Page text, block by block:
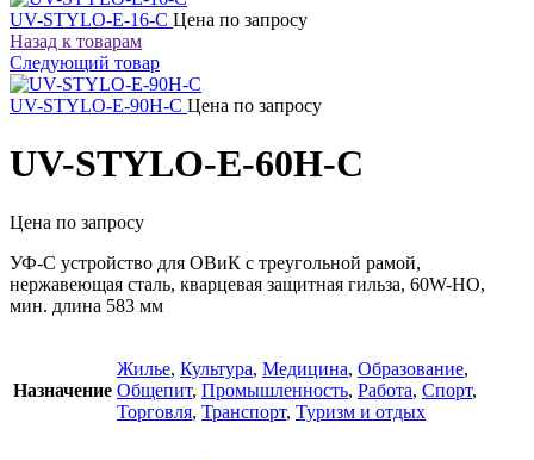
UV-STYLO-E-16-C Цена по запросу
Назад к товарам
Следующий товар
UV-STYLO-E-90H-C Цена по запросу
UV-STYLO-E-60H-C
Цена по запросу
УФ-С устройство для ОВиК с треугольной рамой,
нержавеющая сталь, кварцевая защитная гильза, 60W-HO,
мин. длина 583 мм
Назначение
Жилье, Культура, Медицина, Образование,
Общепит, Промышленность, Работа, Спорт,
Торговля, Транспорт, Туризм и отдых